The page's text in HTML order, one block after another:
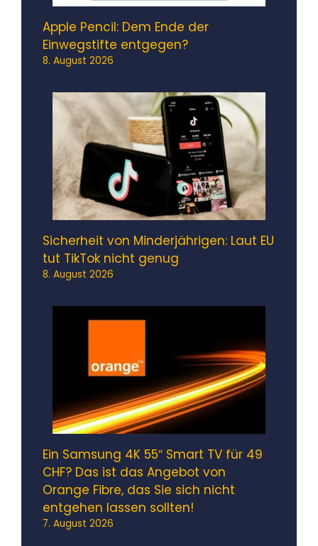
Apple Pencil: Dem Ende der
Einwegstifte entgegen?
8. August 2026
Sicherheit von Minderjährigen: Laut EU
tut TikTok nicht genug
8. August 2026
Ein Samsung 4K 55″ Smart TV für 49
CHF? Das ist das Angebot von
Orange Fibre, das Sie sich nicht
entgehen lassen sollten!
7. August 2026